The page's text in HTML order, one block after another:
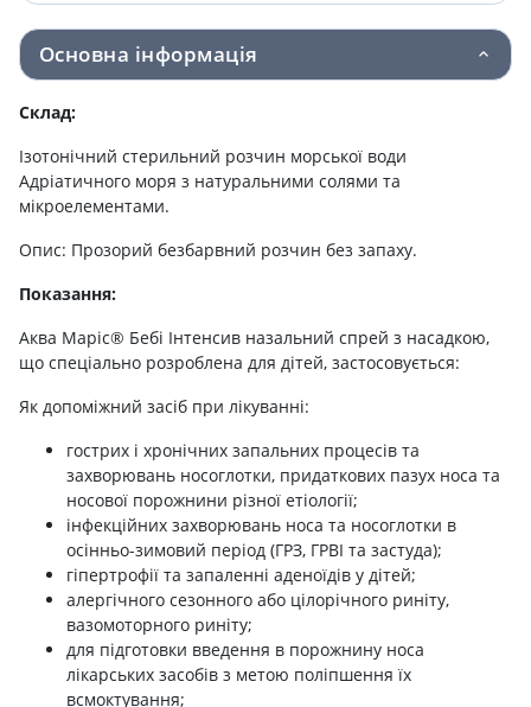
Основна інформація
Склад:
Ізотонічний стерильний розчин морської води
Адріатичного моря з натуральними солями та
мікроелементами.
Опис: Прозорий безбарвний розчин без запаху.
Показання:
Аква Маріс® Бебі Інтенсив назальний спрей з насадкою,
що спеціально розроблена для дітей, застосовується:
Як допоміжний засіб при лікуванні:
гострих і хронічних запальних процесів та
захворювань носоглотки, придаткових пазух носа та
носової порожнини різної етіології;
інфекційних захворювань носа та носоглотки в
осінньо-зимовий період (ГРЗ, ГРВІ та застуда);
гіпертрофії та запаленні аденоїдів у дітей;
алергічного сезонного або цілорічного риніту,
вазомоторного риніту;
для підготовки введення в порожнину носа
лікарських засобів з метою поліпшення їх
всмоктування;